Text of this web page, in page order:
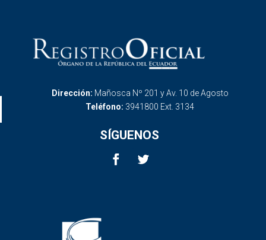
Dirección: Mañosca Nº 201 y Av. 10 de Agosto
Teléfono: 3941800 Ext. 3134
SÍGUENOS